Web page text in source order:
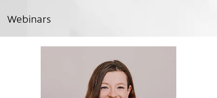
Webinars